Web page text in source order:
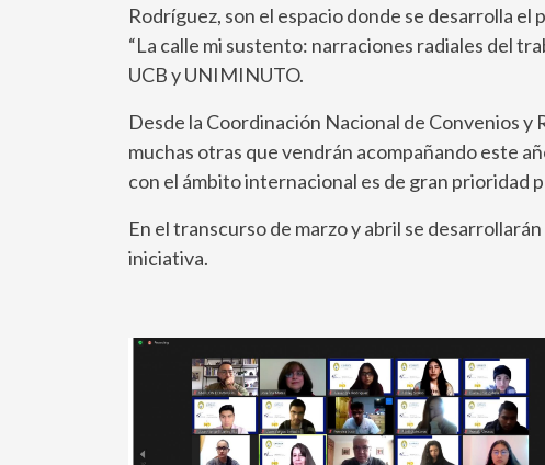
Rodríguez, son el espacio donde se desarrolla el
“La calle mi sustento: narraciones radiales del
UCB y UNIMINUTO.
Desde la Coordinación Nacional de Convenios
muchas otras que vendrán acompañando este
con el ámbito internacional es de gran prioridad
En el transcurso de marzo y abril se
iniciativa.